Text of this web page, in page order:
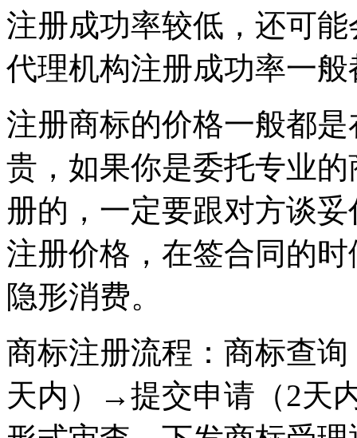
注册成功率较低，还可
代理机构注册成功率一
注册商标的价格一般都
贵，如果你是委托专业
册的，一定要跟对方谈
注册价格，在签合同的
隐形消费。
商标注册流程：商标查
天内）→提交申请（2天